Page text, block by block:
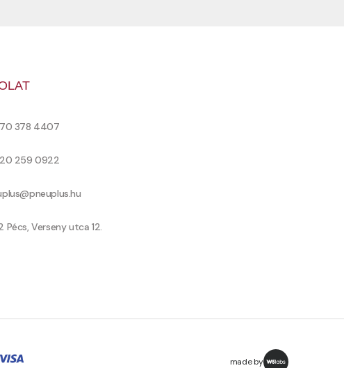
378 4407
259 0922
Pécs, Verseny utca 12.
made by